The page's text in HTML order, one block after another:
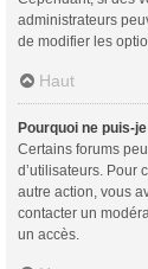
administrateurs
de modifier les
Haut
Pourquoi ne puis-
Certains forums
d’utilisateurs. Pour
autre action, vous
contacter un
un accès.